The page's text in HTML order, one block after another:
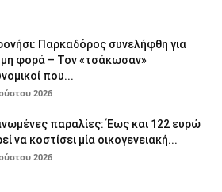
Παρκαδόρος συνελήφθη για
φορά – Τον «τσάκωσαν»
που...
2026
παραλίες: Έως και 122 ευρώ
να κοστίσει μία οικογενειακή...
2026